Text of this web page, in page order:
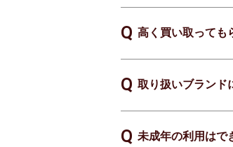
高く買い取っても
取り扱いブランド
未成年の利用はで